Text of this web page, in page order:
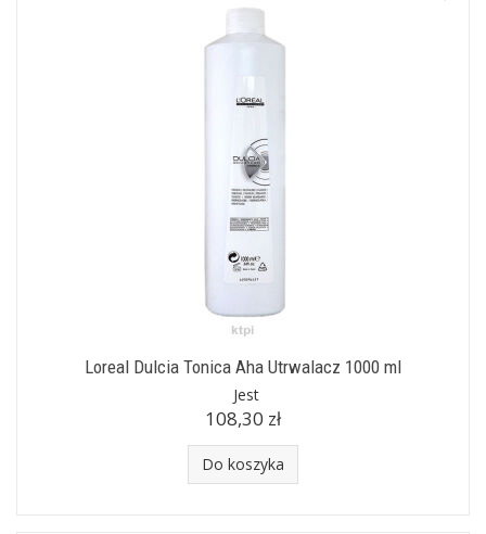
Loreal Dulcia Tonica Aha Utrwalacz 1000 ml
Jest
108,30 zł
Do koszyka